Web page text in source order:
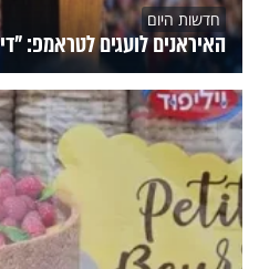
חדשות היום
האיראנים לועגים לטראמפ: